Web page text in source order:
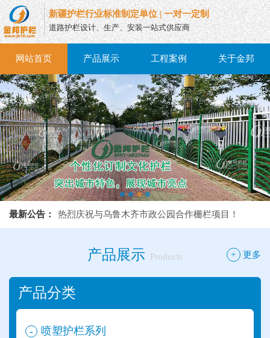
新疆护栏行业标准制定单位 | 一对一定制
道路护栏设计、生产、安装一站式供应商
网站首页 产品展示 工程案例 关于金邦
最新公告：
热烈庆祝与乌鲁木齐市政公园合作栅栏项目！
热烈庆祝与乌鲁木齐市政公园合作栅栏项目！
+
更多
产品展示 Products
产品分类
- 喷塑护栏系列